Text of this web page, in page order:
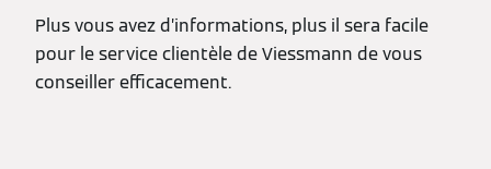
Plus vous avez d’informations, plus il sera facile
pour le service clientèle de Viessmann de vous
conseiller efficacement.